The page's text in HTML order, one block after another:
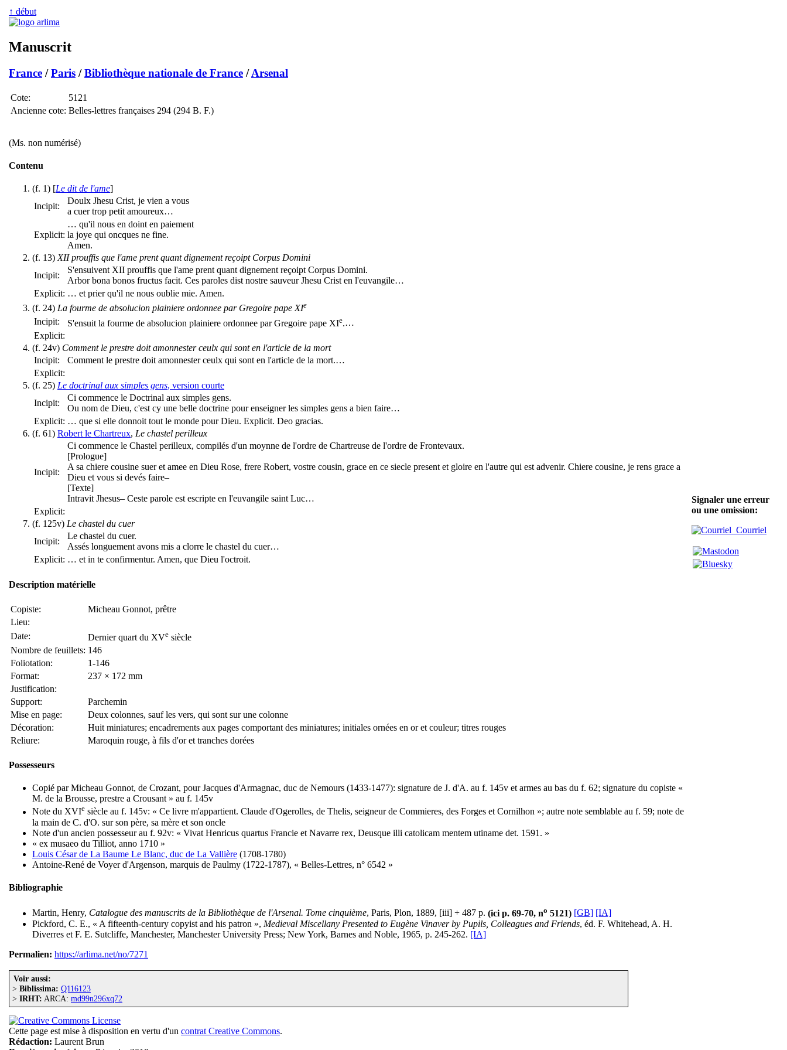
↑ début
Manuscrit
France /Paris /Bibliothèque nationale de France /Arsenal
Cote:
5121
Ancienne cote: Belles-lettres françaises 294 (294 B. F.)
(Ms. non numérisé)
Contenu
(f. 1) [Le dit de l'ame]
Incipit:
Doulx Jhesu Crist, je vien a vous
a cuer trop petit amoureux…
Explicit:
… qu'il nous en doint en paiement
la joye qui oncques ne fine.
Amen.
(f. 13) XII prouffis que l'ame prent quant dignement reçoipt Corpus Domini
Incipit:
S'ensuivent XII prouffis que l'ame prent quant dignement reçoipt Corpus Domini.
Arbor bona bonos fructus facit. Ces paroles dist nostre sauveur Jhesu Crist en l'euvangile…
Explicit: … et prier qu'il ne nous oublie mie. Amen.
(f. 24) La fourme de absolucion plainiere ordonnee par Gregoire pape XIe
Incipit: S'ensuit la fourme de absolucion plainiere ordonnee par Gregoire pape XIe.…
Explicit:
(f. 24v) Comment le prestre doit amonnester ceulx qui sont en l'article de la mort
Incipit:
Comment le prestre doit amonnester ceulx qui sont en l'article de la mort.…
Explicit:
(f. 25) Le doctrinal aux simples gens, version courte
Incipit:
Ci commence le Doctrinal aux simples gens.
Ou nom de Dieu, c'est cy une belle doctrine pour enseigner les simples gens a bien faire…
Explicit: … que si elle donnoit tout le monde pour Dieu. Explicit. Deo gracias.
(f. 61) Robert le Chartreux, Le chastel perilleux
Incipit:
Ci commence le Chastel perilleux, compilés d'un moynne de l'ordre de Chartreuse de l'ordre de Frontevaux.
[Prologue]
A sa chiere cousine suer et amee en Dieu Rose, frere Robert, vostre cousin, grace en ce siecle present et gloire en l'autre qui est advenir. Chiere cousine, je rens grace a
Dieu et vous si devés faire–
[Texte]
Intravit Jhesus– Ceste parole est escripte en l'euvangile saint Luc…
Explicit:
(f. 125v) Le chastel du cuer
Incipit:
Le chastel du cuer.
Assés longuement avons mis a clorre le chastel du cuer…
Explicit: … et in te confirmentur. Amen, que Dieu l'octroit.
Description matérielle
Copiste:
Micheau Gonnot, prêtre
Lieu:
Date:
Dernier quart du XVe siècle
Nombre de feuillets: 146
Foliotation:
1-146
Format:
237 × 172 mm
Justification:
Support:
Parchemin
Mise en page:
Deux colonnes, sauf les vers, qui sont sur une colonne
Décoration:
Huit miniatures; encadrements aux pages comportant des miniatures; initiales ornées en or et couleur; titres rouges
Reliure:
Maroquin rouge, à fils d'or et tranches dorées
Possesseurs
Copié par Micheau Gonnot, de Crozant, pour Jacques d'Armagnac, duc de Nemours (1433-1477): signature de J. d'A. au f. 145v et armes au bas du f. 62; signature du copiste «
M. de la Brousse, prestre a Crousant » au f. 145v
Note du XVIe siècle au f. 145v: « Ce livre m'appartient. Claude d'Ogerolles, de Thelis, seigneur de Commieres, des Forges et Cornilhon »; autre note semblable au f. 59; note de
la main de C. d'O. sur son père, sa mère et son oncle
Note d'un ancien possesseur au f. 92v: « Vivat Henricus quartus Francie et Navarre rex, Deusque illi catolicam mentem utiname det. 1591. »
« ex musaeo du Tilliot, anno 1710 »
Louis César de La Baume Le Blanc, duc de La Vallière (1708-1780)
Antoine-René de Voyer d'Argenson, marquis de Paulmy (1722-1787), « Belles-Lettres, n° 6542 »
Bibliographie
Martin, Henry, Catalogue des manuscrits de la Bibliothèque de l'Arsenal. Tome cinquième, Paris, Plon, 1889, [iii] + 487 p. (ici p. 69-70, no 5121) [GB] [IA]
Pickford, C. E., « A fifteenth-century copyist and his patron », Medieval Miscellany Presented to Eugène Vinaver by Pupils, Colleagues and Friends, éd. F. Whitehead, A. H.
Diverres et F. E. Sutcliffe, Manchester, Manchester University Press; New York, Barnes and Noble, 1965, p. 245-262. [IA]
Permalien: https://arlima.net/no/7271
Voir aussi:
> Biblissima: Q116123
> IRHT: ARCA: md99n296xq72
Cette page est mise à disposition en vertu d'un contrat Creative Commons.
Rédaction: Laurent Brun
Signaler une erreur
ou une omission:
Courriel